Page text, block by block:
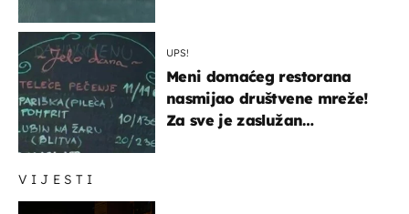
VIJESTI
UPS!
Meni domaćeg restorana
nasmijao društvene mreže!
Za sve je zaslužan